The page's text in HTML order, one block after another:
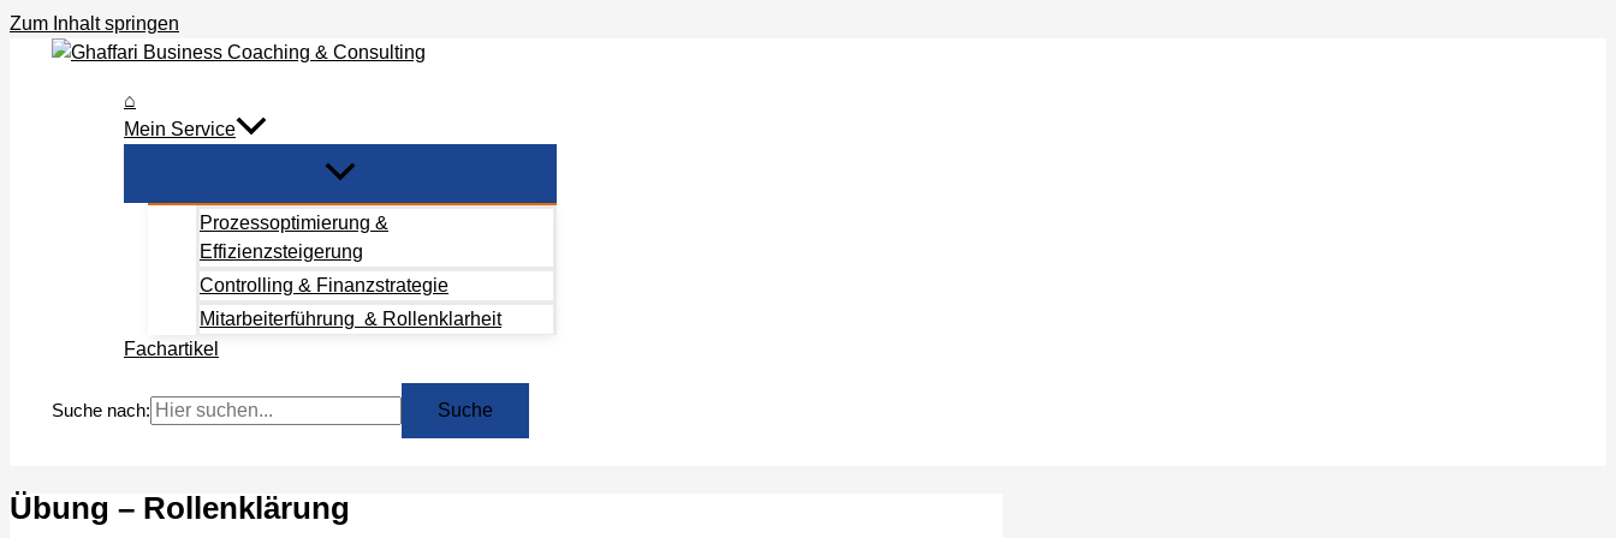
Zum Inhalt springen
⌂
Mein Service
Prozessoptimierung &
Effizienzsteigerung
Controlling & Finanzstrategie
Mitarbeiterführung & Rollenklarheit
Fachartikel
Suche nach:
Übung – Rollenklärung